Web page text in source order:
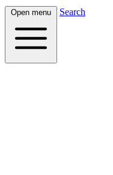
Open menu Search